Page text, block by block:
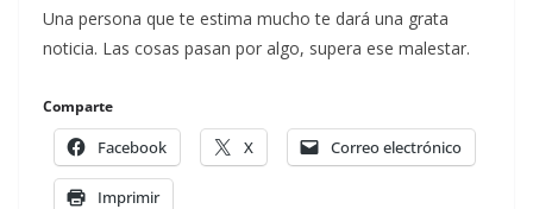
Una persona que te estima mucho te dará una grata
noticia. Las cosas pasan por algo, supera ese malestar.
Comparte
Facebook X Correo electrónico
Imprimir